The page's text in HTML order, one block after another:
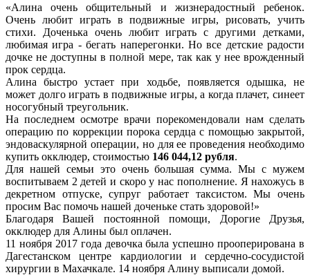
«Алина очень общительный и жизнерадостный ребенок.
Очень любит играть в подвижные игры, рисовать, учить
стихи. Доченька очень любит играть с другими детками,
любимая игра - бегать наперегонки. Но все детские радости
дочке не доступны в полной мере, так как у нее врожденный
прок сердца.
Алина быстро устает при ходьбе, появляется одышка, не
может долго играть в подвижные игры, а когда плачет, синеет
носогубный треугольник.
На последнем осмотре врачи порекомендовали нам сделать
операцию по коррекции порока сердца с помощью закрытой,
эндоваскулярной операции, но для ее проведения необходимо
купить окклюдер, стоимостью 146 044,12 рубля.
Для нашей семьи это очень большая сумма. Мы с мужем
воспитываем 2 детей и скоро у нас пополнение. Я нахожусь в
декретном отпуске, супруг работает таксистом. Мы очень
просим Вас помочь нашей доченьке стать здоровой!»
Благодаря Вашей постоянной помощи, Дорогие Друзья,
окклюдер для Алины был оплачен.
11 ноября 2017 года девочка была успешно прооперирована в
Дагестанском центре кардиологии и сердечно-сосудистой
хирургии в Махачкале. 14 ноября Алину выписали домой.